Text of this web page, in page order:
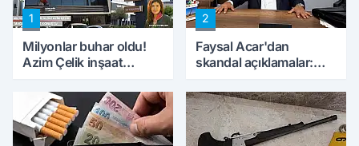
1
Milyonlar buhar oldu!
Azim Çelik inşaat
konuştu
2
Faysal Acar'dan
skandal açıklamalar:
peynircilerimizi de
kıskaca aldı, müdahale
ettik'